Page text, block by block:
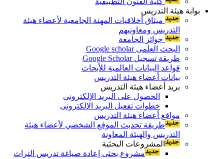
بوابة هيئة التدريس
ميثاق أخلاقيات المهنة الجامعية لأعضاء هيئة
التدريس ومعاونيهم
جوائز الجامعة
البحث العلمى Google scholar
طريقة تسجيل Google Scholar
قواعد البيانات العالمية للأبحاث
بيانات أعضاء هيئة التدريس
بريد أعضاء هيئة التدريس
الحصول على البريد الإلكترونى
خطوات تفعيل البريد الإلكترونى
مواقع أعضاء هيئة التدريس
طريقة تحديث الموقع الشخصي لأعضاء هيئة
التدريس والهيئة المعاونة
المشروعات البحثية
مشروع بحثى إعادة صياغة تدريس التراث